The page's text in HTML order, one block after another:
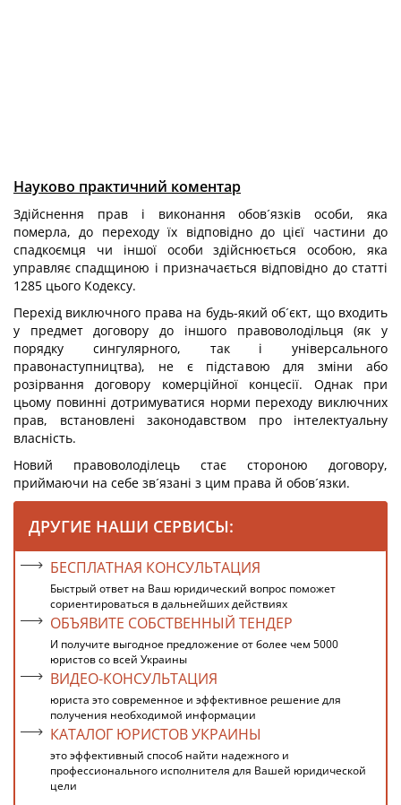
Науково практичний коментар
Здійснення прав і виконання обов´язків особи, яка
померла, до переходу їх відповідно до цієї частини до
спадкоємця чи іншої особи здійснюється особою, яка
управляє спадщиною і призначається відповідно до статті
1285 цього Кодексу.
Перехід виключного права на будь-який об´єкт, що входить
у предмет договору до іншого правоволодільця (як у
порядку сингулярного, так і універсального
правонаступництва), не є підставою для зміни або
розірвання договору комерційної концесії. Однак при
цьому повинні дотримуватися норми переходу виключних
прав, встановлені законодавством про інтелектуальну
власність.
Новий правоволоділець стає стороною договору,
приймаючи на себе зв´язані з цим права й обов´язки.
ДРУГИЕ НАШИ СЕРВИСЫ:
БЕСПЛАТНАЯ КОНСУЛЬТАЦИЯ
Быстрый ответ на Ваш юридический вопрос поможет
сориентироваться в дальнейших действиях
ОБЪЯВИТЕ СОБСТВЕННЫЙ ТЕНДЕР
И получите выгодное предложение от более чем 5000
юристов со всей Украины
ВИДЕО-КОНСУЛЬТАЦИЯ
юриста это современное и эффективное решение для
получения необходимой информации
КАТАЛОГ ЮРИСТОВ УКРАИНЫ
это эффективный способ найти надежного и
профессионального исполнителя для Вашей юридической
цели